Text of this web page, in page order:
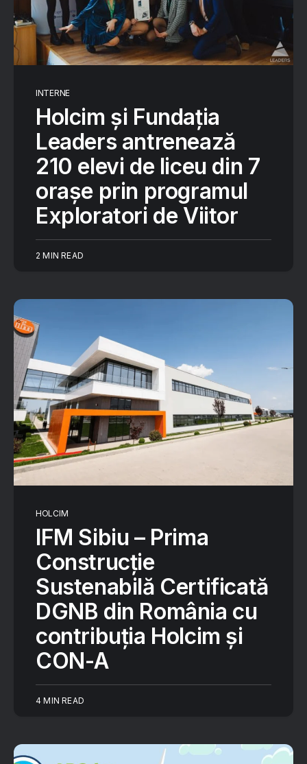
INTERNE
Holcim și Fundația
Leaders antrenează
210 elevi de liceu din 7
orașe prin programul
Exploratori de Viitor
2 MIN READ
HOLCIM
IFM Sibiu – Prima
Construcție
Sustenabilă Certificată
DGNB din România cu
contribuția Holcim și
CON-A
4 MIN READ